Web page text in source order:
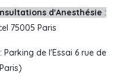
d'Anesthésie :
75005 Paris
Parking de l'Essai 6 rue de